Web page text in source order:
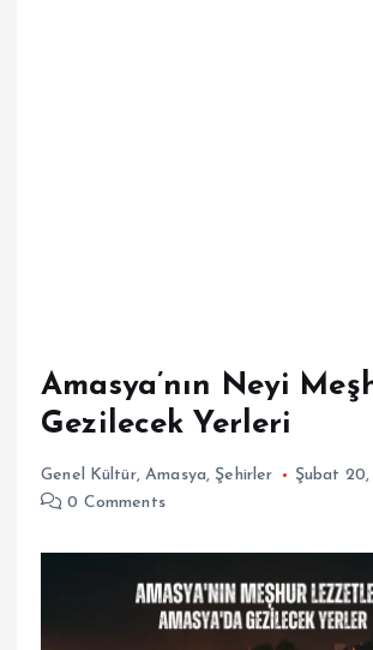
Amasya’nın Neyi
Gezilecek Yerleri
Genel Kültür,Amasya, Şehirler
Şubat
0 Comments